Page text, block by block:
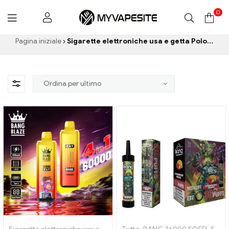
Myvapesite.de
0
Pagina iniziale Sigarette elettroniche usa e getta Polonia